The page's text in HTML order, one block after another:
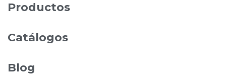
Productos
Catálogos
Blog